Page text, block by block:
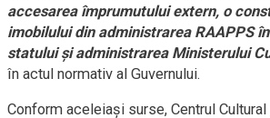
accesarea împrumutului extern, o
imobilului din administrarea RAAPPS
statului şi administrarea Ministerului
în actul normativ al Guvernului.
Conform aceleiaşi surse, Centrul Cultural